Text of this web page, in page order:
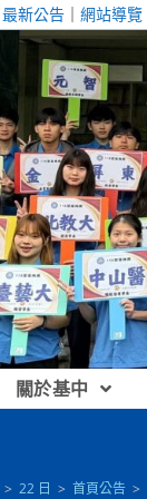
最新公告 ｜ 網站導覽
關於基中
> 22 日 > 首頁公告 >